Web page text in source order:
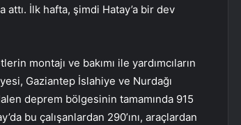
İlk hafta, şimdi Hatay’a bir dev
montajı ve bakımı ile yardımcıların
Gaziantep İslahiye ve Nurdağı
deprem bölgesinin tamamında 915
bu çalışanlardan 290’ını, araçlardan